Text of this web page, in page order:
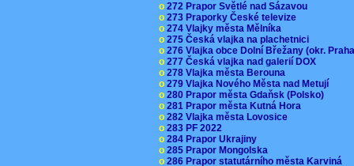
o 272 Prapor Světlé nad Sázavou
o 273 Praporky České televize
o 274 Vlajky města Mělníka
o 275 Česká vlajka na plachetnici
o 276 Vlajka obce Dolní Břežany (okr.
o 277 Česká vlajka nad galerií DOX
o 278 Vlajka města Berouna
o 279 Vlajka Nového Města nad Metují
o 280 Prapor města Gdaňsk (Polsko)
o 281 Prapor města Kutná Hora
o 282 Vlajka města Lovosice
o 283 PF 2022
o 284 Prapor Ukrajiny
o 285 Prapor Mongolska
o 286 Prapor statutárního města Karviná